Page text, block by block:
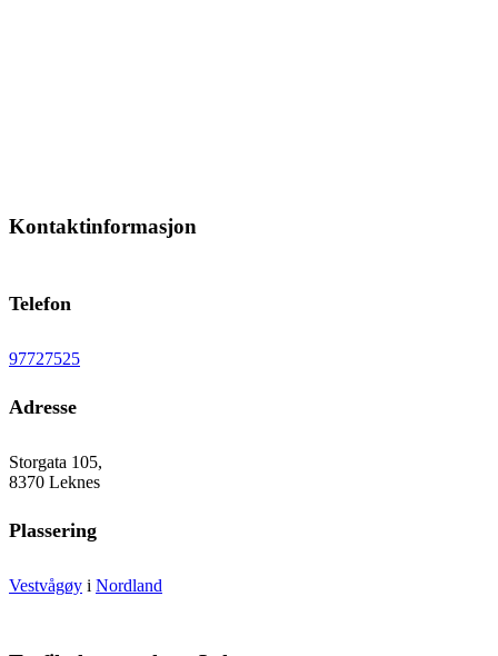
Kontaktinformasjon
Telefon
97727525
Adresse
Storgata 105,
8370 Leknes
Plassering
Vestvågøy i Nordland